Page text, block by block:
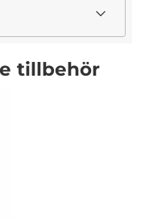
tillbehör